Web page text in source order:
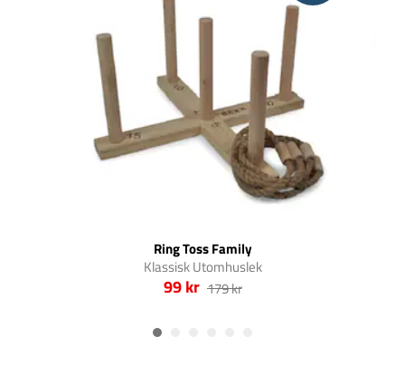
Ring Toss Family
Klassisk Utomhuslek
99 kr 179 kr